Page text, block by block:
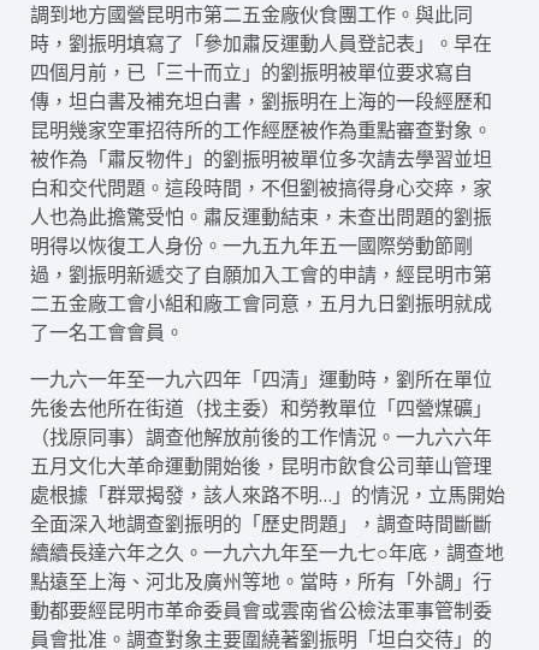
調到地方國營昆明市第二五金廠伙食團工作。與此同
時，劉振明填寫了「參加肅反運動人員登記表」。早在
四個月前，已「三十而立」的劉振明被單位要求寫自
傳，坦白書及補充坦白書，劉振明在上海的一段經歷和
昆明幾家空軍招待所的工作經歷被作為重點審查對象。
被作為「肅反物件」的劉振明被單位多次請去學習並坦
白和交代問題。這段時間，不但劉被搞得身心交瘁，家
人也為此擔驚受怕。肅反運動結束，未查出問題的劉振
明得以恢復工人身份。一九五九年五一國際勞動節剛
過，劉振明新遞交了自願加入工會的申請，經昆明市第
二五金廠工會小組和廠工會同意，五月九日劉振明就成
了一名工會會員。
一九六一年至一九六四年「四清」運動時，劉所在單位
先後去他所在街道（找主委）和勞教單位「四營煤礦」
（找原同事）調查他解放前後的工作情況。一九六六年
五月文化大革命運動開始後，昆明市飲食公司華山管理
處根據「群眾揭發，該人來路不明…」的情況，立馬開始
全面深入地調查劉振明的「歷史問題」，調查時間斷斷
續續長達六年之久。一九六九年至一九七○年底，調查地
點遠至上海、河北及廣州等地。當時，所有「外調」行
動都要經昆明市革命委員會或雲南省公檢法軍事管制委
員會批准。調查對象主要圍繞著劉振明「坦白交待」的